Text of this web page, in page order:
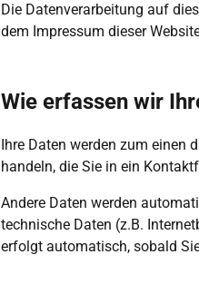
Die Datenverarbeitung auf
dem Impressum dieser
Wie erfassen wir
Ihre Daten werden zum einen
handeln, die Sie in ein
Andere Daten werden
technische Daten (z.B.
erfolgt automatisch, sobald